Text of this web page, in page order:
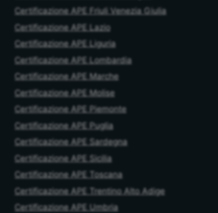
Certificazione APE Friuli Venezia Giulia
Certificazione APE Lazio
Certificazione APE Liguria
Certificazione APE Lombardia
Certificazione APE Marche
Certificazione APE Molise
Certificazione APE Piemonte
Certificazione APE Puglia
Certificazione APE Sardegna
Certificazione APE Sicilia
Certificazione APE Toscana
Certificazione APE Trentino Alto Adige
Certificazione APE Umbria